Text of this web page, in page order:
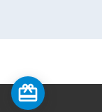
card_giftcard